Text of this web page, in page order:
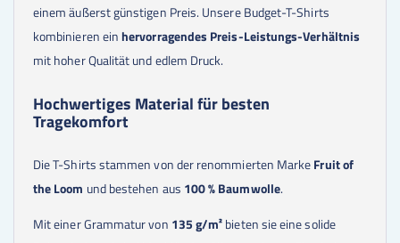
60Stk.
9,36 €
70 Stk.
9,34 €
75Stk.
9,33 €
80Stk.
100Stk.
9,07 €
125Stk.
200Stk.
9,03 €
225Stk.
9,02 €
300Stk.
9,03 €
einem äußerst günstigen Preis. Unsere Budget-T-Shirts
kombinieren einhervorragendes Preis-Leistungs-Verhältnis
mit hoher Qualität und edlem Druck.
Hochwertiges Material für besten
Tragekomfort
Die T-Shirts stammen von der renommierten MarkeFruit of
the Loom und bestehen aus 100 % Baumwolle.
Mit einer Grammatur von 135 g/m²bieten sie eine solide